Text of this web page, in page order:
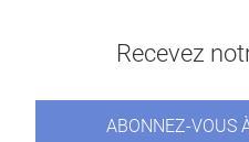
Recevez
ABONNEZ-VOUS